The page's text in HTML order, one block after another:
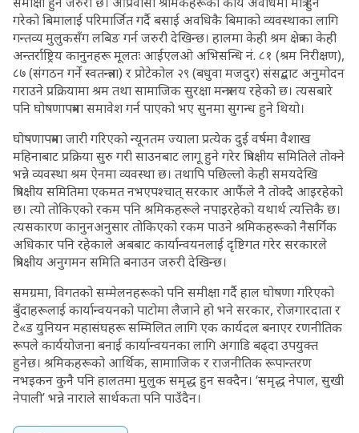
गरेको बिमालाई परिमार्जित गर्दै बसाई अवधिकै बिमाको व्यवस्थाका लागि
गन्तव्य मुलुकसँग लबिङ गर्न जरुरी देखिन्छ। हालमा केही श्रम क्षेत्रका केही
अन्तर्राष्ट्रिय कानुनहरू मूलतः आईएलओ अभिसन्धि नं. ८१ (श्रम निरीक्षण),
८७ (संगठन गर्ने स्वतन्त्रता) र प्रोटेकोल २९ (बधुवा मजदुर) संसद्बाट अनुमोदन
गराउने प्रक्रियामा श्रम तथा सामाजिक सुरक्षा मन्त्रालय रहेको छ। त्यसबारे
पनि घोषणापत्रमा समावेश गर्न पाएको भए सुनमा सुगन्ध हुने थियो।
घोषणापत्रमा जारी गरिएको न्यूनतम ज्याला प्रत्येक दुई वर्षमा वैशाख
महिनाबाट प्रक्रिया सुरु गरी साउनबाट लागू हुने गरेर त्रिपक्षीय समितिले तोक्ने
भन्ने व्यवस्था श्रम ऐनमा व्यवस्था छ। तथापि पछिल्लो केही समयदेखि
त्रिपक्षीय समितिमा एकमत नभएपश्चात् सरकार आफैंले नै तोक्दै आइरहेको
छ। त्यो तोकिएको रकम पनि श्रमिकहरूले नपाइरहेको यथार्थ त्यत्तिकै छ।
त्यसकारण कानुनअनुसार तोकिएको रकम पाउने श्रमिकहरूको नैसर्गिक
अधिकार पनि रहेकाले अबबाट कार्यान्वयनलाई दृष्टिगत गरेर सरकारले
त्रिपक्षीय अनुगमन समिति बनाउन जरुरी देखिन्छ।
समग्रमा, विगतको सम्मेलनहरूको पनि समीक्षा गर्दै हाल घोषणा गरिएको
बुँदाहरूलाई कार्यान्वयनको पाटोमा लैजाने हो भने सरकार, रोजगारदाता र
टे«ड युनियन महासंघहरू सम्मिलित लागि एक कार्यदल बनाएर रणनीतिक
रूपले कार्ययोजना बनाई कार्यान्वयनका लागि अगाडि बढ्दा उपयुक्त
हुनेछ। श्रमिकहरूको आर्थिक, सामााजिक र राजनीतिक रूपान्तरण
नभइकन कुनै पनि हालतमा मुलुक समृद्ध हुन सक्दैन। ‘समृद्ध नेपाल, सुखी
नेपाली’ भन्ने नाराले सार्थकता पनि पाउँदैन।